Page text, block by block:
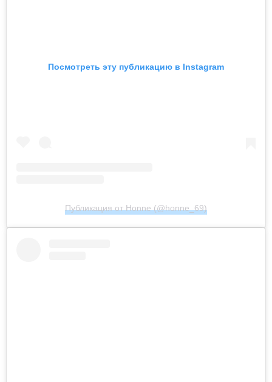
Посмотреть эту публикацию в Instagram
Публикация от Honne (@honne_69)